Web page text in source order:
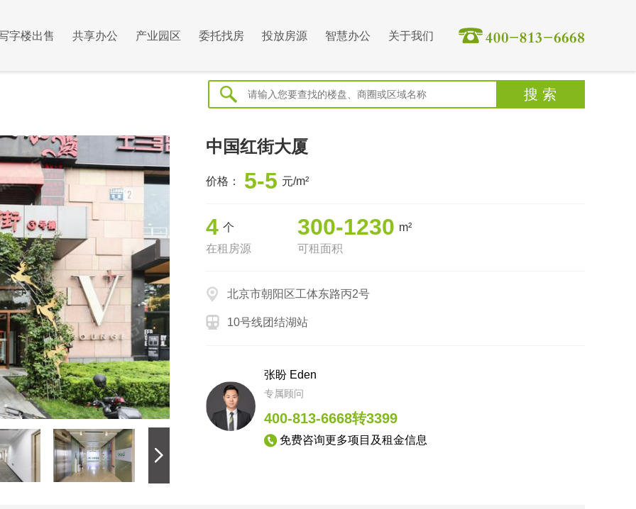
字楼出售 共享办公 产业园区 委托找房 投放房源 智慧办公 关于我们
中国红街大厦
价格： 5-5 元/m²
4 个
在租房源
300-1230 m²
可租面积
北京市朝阳区工体东路丙2号
10号线团结湖站
张盼 Eden
专属顾问
400-813-6668转3399
免费咨询更多项目及租金信息